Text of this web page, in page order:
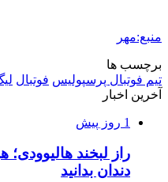
منبع:مهر
برچسب ها
تیم فوتبال پرسپولیس فوتبال
آخرین اخبار
1 روز پیش
راز لبخند هالیوودی؛
دندان بدانید